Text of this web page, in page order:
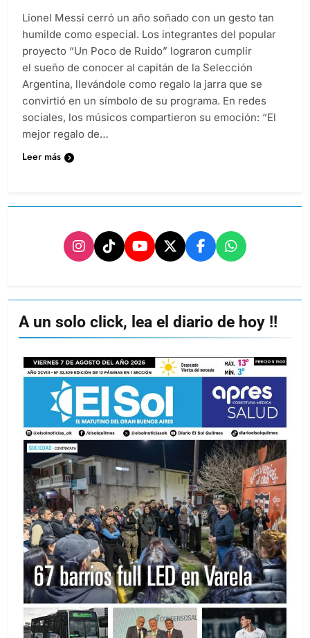
Lionel Messi cerró un año soñado con un gesto tan
humilde como especial. Los integrantes del popular
proyecto “Un Poco de Ruido” lograron cumplir
el sueño de conocer al capitán de la Selección
Argentina, llevándole como regalo la jarra que se
convirtió en un símbolo de su programa. En redes
sociales, los músicos compartieron su emoción: “El
mejor regalo de…
Leer más
A un solo click, lea el diario de hoy !!